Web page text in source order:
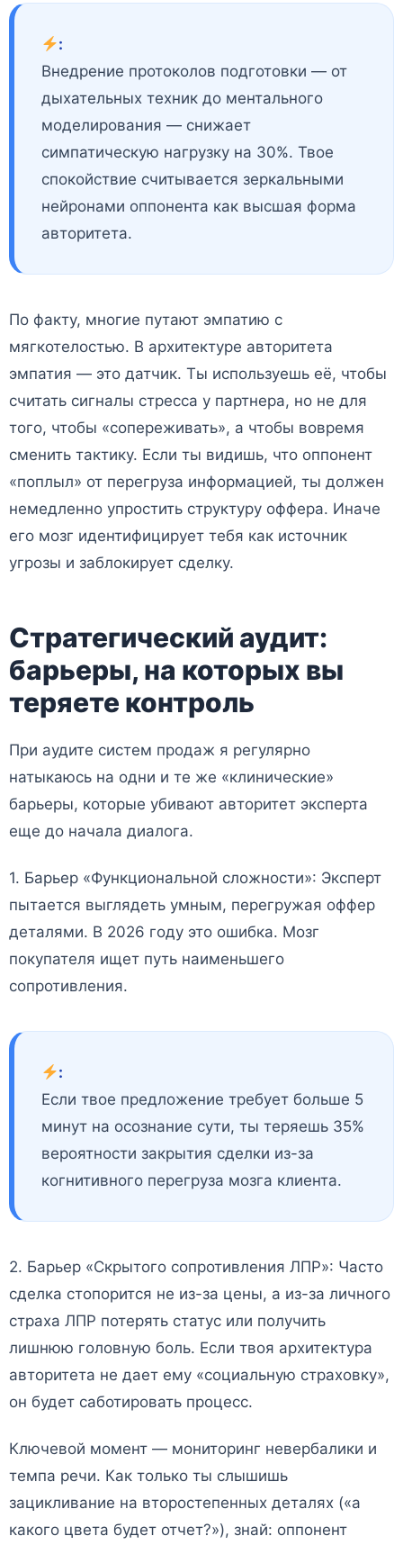
:
Внедрение протоколов подготовки — от
дыхательных техник до ментального
моделирования — снижает
симпатическую нагрузку на 30%. Твое
спокойствие считывается зеркальными
нейронами оппонента как высшая форма
авторитета.
По факту, многие путают эмпатию с
мягкотелостью. В архитектуре авторитета
эмпатия — это датчик. Ты используешь её, чтобы
считать сигналы стресса у партнера, но не для
того, чтобы «сопереживать», а чтобы вовремя
сменить тактику. Если ты видишь, что оппонент
«поплыл» от перегруза информацией, ты должен
немедленно упростить структуру оффера. Иначе
его мозг идентифицирует тебя как источник
угрозы и заблокирует сделку.
Стратегический аудит:
барьеры, на которых вы
теряете контроль
При аудите систем продаж я регулярно
натыкаюсь на одни и те же «клинические»
барьеры, которые убивают авторитет эксперта
еще до начала диалога.
1. Барьер «Функциональной сложности»: Эксперт
пытается выглядеть умным, перегружая оффер
деталями. В 2026 году это ошибка. Мозг
покупателя ищет путь наименьшего
сопротивления.
:
Если твое предложение требует больше 5
минут на осознание сути, ты теряешь 35%
вероятности закрытия сделки из-за
когнитивного перегруза мозга клиента.
2. Барьер «Скрытого сопротивления ЛПР»: Часто
сделка стопорится не из-за цены, а из-за личного
страха ЛПР потерять статус или получить
лишнюю головную боль. Если твоя архитектура
авторитета не дает ему «социальную страховку»,
он будет саботировать процесс.
Ключевой момент — мониторинг невербалики и
темпа речи. Как только ты слышишь
зацикливание на второстепенных деталях («а
какого цвета будет отчет?»), знай: оппонент